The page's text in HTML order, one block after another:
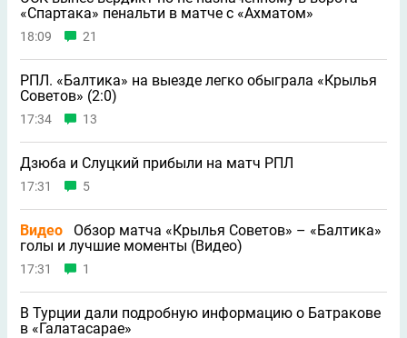
«Спартака» пенальти в матче с «Ахматом»
18:09 21
РПЛ. «Балтика» на выезде легко обыграла «Крылья
Советов» (2:0)
17:34 13
Дзюба и Слуцкий прибыли на матч РПЛ
17:31 5
Видео
Обзор матча «Крылья Советов» – «Балтика»
голы и лучшие моменты (Видео)
17:31 1
В Турции дали подробную информацию о Батракове
в «Галатасарае»